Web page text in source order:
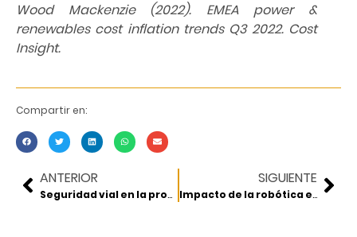
Wood Mackenzie (2022). EMEA power &
renewables cost inflation trends Q3 2022. Cost
Insight.
Compartir en:
ANTERIOR
Seguridad vial en la provisión de infraestructura carretera
SIGUIENTE
Impacto de la robótica en la industria de la construcción